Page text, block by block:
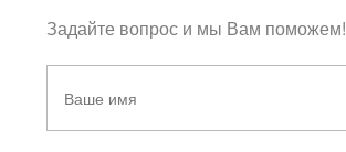
Задайте вопрос и мы Вам поможем!